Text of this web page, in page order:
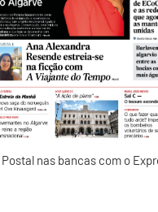
nas bancas com o